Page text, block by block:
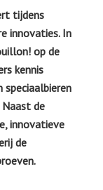
tijdens
innovaties. In
op de
kennis
de
innovatieve
de